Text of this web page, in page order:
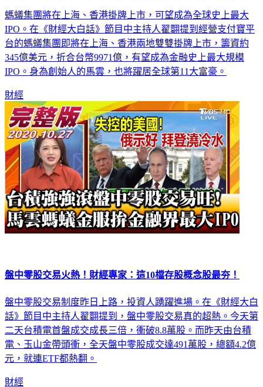
螞蟻集團將在上海、香港掛牌上市，可望成為全球史上最大
IPO。在《財經大白話》節目中主持人翟翾提到經營支付寶平
台的螞蟻集團即將在上海、香港兩地雙雙掛牌上市，籌資約
345億美元，折合台幣9971億，有望成為金融史上最大規模
財經
盤中零股交易制度昨日上路，投資人踴躍進場。在《財經大白
話》節目中主持人翟翾提到，盤中零股交易真的超熱。今天第
二天台積電首盤成交成長三倍，衝破8.8萬股。而昨天由台積
電、玉山金帶頭衝，全天盤中零股成交達491萬股，總額4.2億